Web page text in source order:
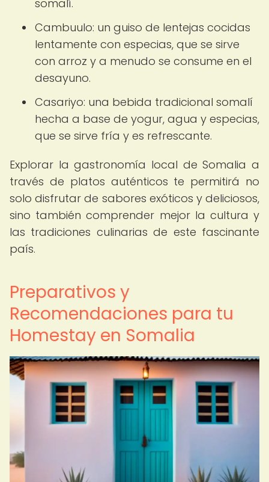
somalí.
Cambuulo: un guiso de lentejas cocidas
lentamente con especias, que se sirve
con arroz y a menudo se consume en el
desayuno.
Casariyo: una bebida tradicional somalí
hecha a base de yogur, agua y especias,
que se sirve fría y es refrescante.
Explorar la gastronomía local de Somalia a
través de platos auténticos te permitirá no
solo disfrutar de sabores exóticos y deliciosos,
sino también comprender mejor la cultura y
las tradiciones culinarias de este fascinante
país.
Preparativos y
Recomendaciones para tu
Homestay en Somalia